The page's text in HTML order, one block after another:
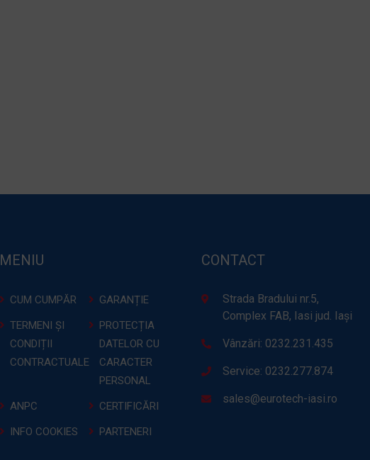
MENIU
CUM CUMPĂR
GARANȚIE
TERMENI ȘI
CONDIȚII
CONTRACTUALE
PROTECȚIA
DATELOR CU
CARACTER
PERSONAL
ANPC
CERTIFICĂRI
INFO COOKIES
PARTENERI
CONTACT
Strada Bradului nr.5,
Complex FAB, Iasi jud. Iași
Vânzări: 0232.231.435
Service: 0232.277.874
sales@eurotech-iasi.ro